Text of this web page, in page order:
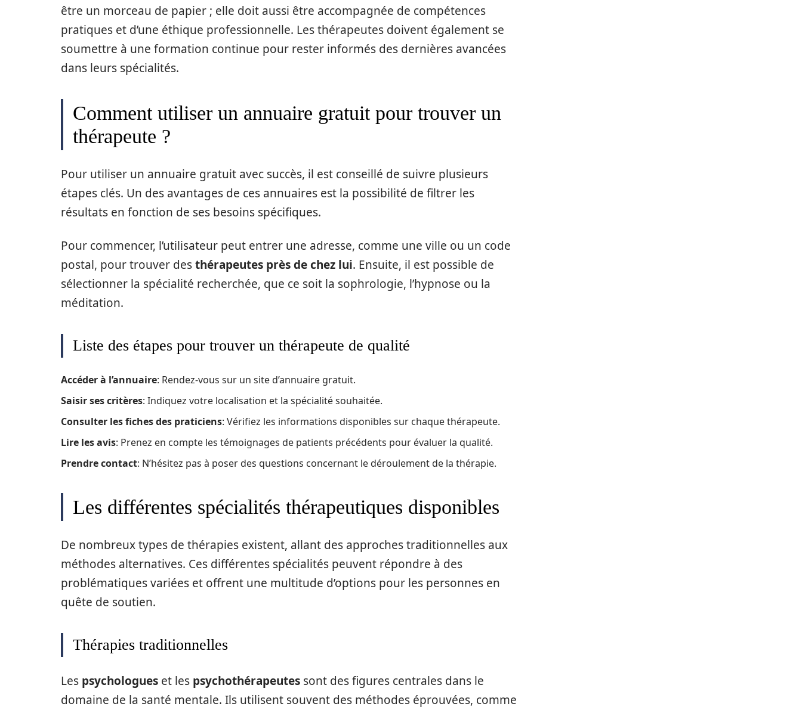
être un morceau de papier ; elle doit aussi être accompagnée de compétences
pratiques et d’une éthique professionnelle. Les thérapeutes doivent également se
soumettre à une formation continue pour rester informés des dernières avancées
dans leurs spécialités.
Comment utiliser un annuaire gratuit pour trouver un
thérapeute ?
Pour utiliser un annuaire gratuit avec succès, il est conseillé de suivre plusieurs
étapes clés. Un des avantages de ces annuaires est la possibilité de filtrer les
résultats en fonction de ses besoins spécifiques.
Pour commencer, l’utilisateur peut entrer une adresse, comme une ville ou un code
postal, pour trouver desthérapeutes près de chez lui. Ensuite, il est possible de
sélectionner la spécialité recherchée, que ce soit la sophrologie, l’hypnose ou la
méditation.
Liste des étapes pour trouver un thérapeute de qualité
Accéder à l’annuaire: Rendez-vous sur un site d’annuaire gratuit.
Saisir ses critères: Indiquez votre localisation et la spécialité souhaitée.
Consulter les fiches des praticiens: Vérifiez les informations disponibles sur chaque thérapeute.
Lire les avis: Prenez en compte les témoignages de patients précédents pour évaluer la qualité.
Prendre contact: N’hésitez pas à poser des questions concernant le déroulement de la thérapie.
Les différentes spécialités thérapeutiques disponibles
De nombreux types de thérapies existent, allant des approches traditionnelles aux
méthodes alternatives. Ces différentes spécialités peuvent répondre à des
problématiques variées et offrent une multitude d’options pour les personnes en
quête de soutien.
Thérapies traditionnelles
Les psychologues et les psychothérapeutes sont des figures centrales dans le
domaine de la santé mentale. Ils utilisent souvent des méthodes éprouvées, comme